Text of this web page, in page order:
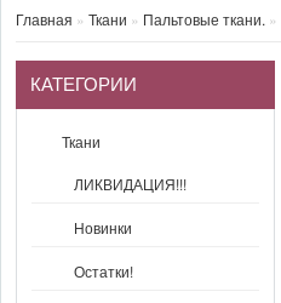
Главная » Ткани » Пальтовые ткани. »
КАТЕГОРИИ
Ткани
ЛИКВИДАЦИЯ!!!
Новинки
Остатки!